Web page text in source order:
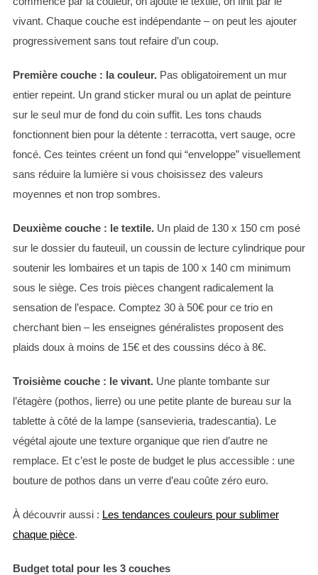
vivant. Chaque couche est indépendante – on peut les ajouter
progressivement sans tout refaire d’un coup.
Première couche : la couleur.Pas obligatoirement un mur
entier repeint. Un grand sticker mural ou un aplat de peinture
sur le seul mur de fond du coin suffit. Les tons chauds
fonctionnent bien pour la détente : terracotta, vert sauge, ocre
foncé. Ces teintes créent un fond qui “enveloppe” visuellement
sans réduire la lumière si vous choisissez des valeurs
moyennes et non trop sombres.
Deuxième couche : le textile.Un plaid de 130 x 150 cm posé
sur le dossier du fauteuil, un coussin de lecture cylindrique pour
soutenir les lombaires et un tapis de 100 x 140 cm minimum
sous le siège. Ces trois pièces changent radicalement la
sensation de l’espace. Comptez 30 à 50€ pour ce trio en
cherchant bien – les enseignes généralistes proposent des
plaids doux à moins de 15€ et des coussins déco à 8€.
Troisième couche : le vivant.Une plante tombante sur
l’étagère (pothos, lierre) ou une petite plante de bureau sur la
tablette à côté de la lampe (sansevieria, tradescantia). Le
végétal ajoute une texture organique que rien d’autre ne
remplace. Et c’est le poste de budget le plus accessible : une
bouture de pothos dans un verre d’eau coûte zéro euro.
À découvrir aussi : Les tendances couleurs pour sublimer
chaque pièce.
Budget total pour les 3 couches